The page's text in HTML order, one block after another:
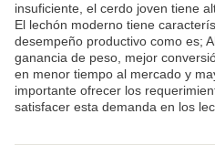
insuficiente, el cerdo joven tiene
El lechón moderno tiene
desempeño productivo como es;
ganancia de peso, mejor
en menor tiempo al mercado y
importante ofrecer los
satisfacer esta demanda en los